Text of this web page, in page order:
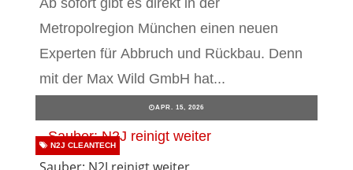
Ab sofort gibt es direkt in der
Metropolregion München einen neuen
Experten für Abbruch und Rückbau. Denn
mit der Max Wild GmbH hat...
APR. 15, 2026
N2J CLEANTECH